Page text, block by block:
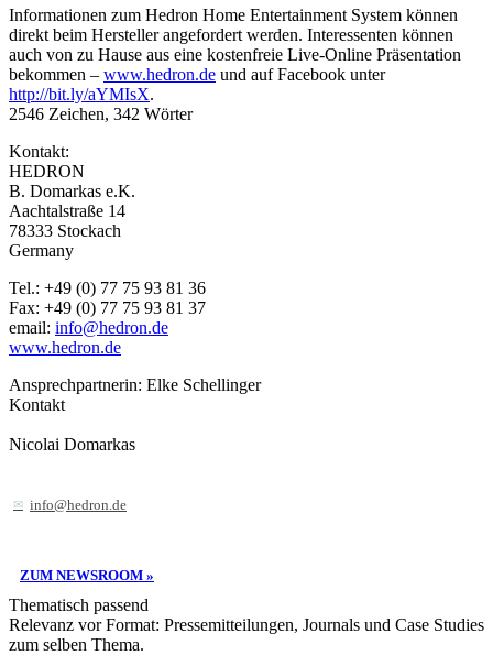
Informationen zum Hedron Home Entertainment System können
direkt beim Hersteller angefordert werden. Interessenten können
auch von zu Hause aus eine kostenfreie Live-Online Präsentation
bekommen – www.hedron.de und auf Facebook unter
http://bit.ly/aYMIsX.
2546 Zeichen, 342 Wörter
Kontakt:
HEDRON
B. Domarkas e.K.
Aachtalstraße 14
78333 Stockach
Germany
Tel.: +49 (0) 77 75 93 81 36
Fax: +49 (0) 77 75 93 81 37
email: info@hedron.de
www.hedron.de
Ansprechpartnerin: Elke Schellinger
Kontakt
Nicolai Domarkas
info@hedron.de
ZUM NEWSROOM »
Thematisch passend
Relevanz vor Format: Pressemitteilungen, Journals und Case Studies
zum selben Thema.